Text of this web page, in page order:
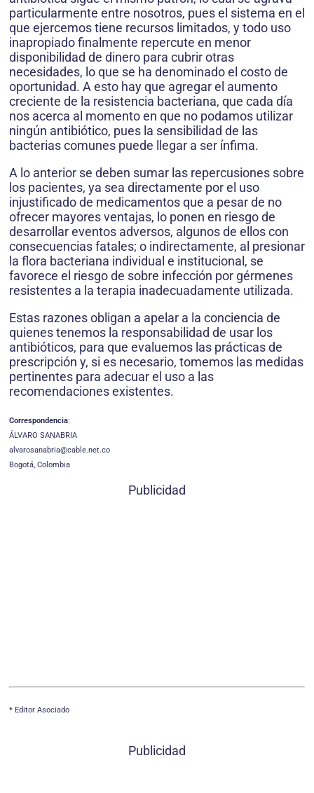
particularmente entre nosotros, pues el sistema en el
que ejercemos tiene recursos limitados, y todo uso
inapropiado finalmente repercute en menor
disponibilidad de dinero para cubrir otras
necesidades, lo que se ha denominado el costo de
oportunidad. A esto hay que agregar el aumento
creciente de la resistencia bacteriana, que cada día
nos acerca al momento en que no podamos utilizar
ningún antibiótico, pues la sensibilidad de las
bacterias comunes puede llegar a ser ínfima.
A lo anterior se deben sumar las repercusiones sobre
los pacientes, ya sea directamente por el uso
injustificado de medicamentos que a pesar de no
ofrecer mayores ventajas, lo ponen en riesgo de
desarrollar eventos adversos, algunos de ellos con
consecuencias fatales; o indirectamente, al presionar
la flora bacteriana individual e institucional, se
favorece el riesgo de sobre infección por gérmenes
resistentes a la terapia inadecuadamente utilizada.
Estas razones obligan a apelar a la conciencia de
quienes tenemos la responsabilidad de usar los
antibióticos, para que evaluemos las prácticas de
prescripción y, si es necesario, tomemos las medidas
pertinentes para adecuar el uso a las
recomendaciones existentes.
Correspondencia:
ÁLVARO SANABRIA
alvarosanabria@cable.net.co
Bogotá, Colombia
Publicidad
* Editor Asociado
Publicidad